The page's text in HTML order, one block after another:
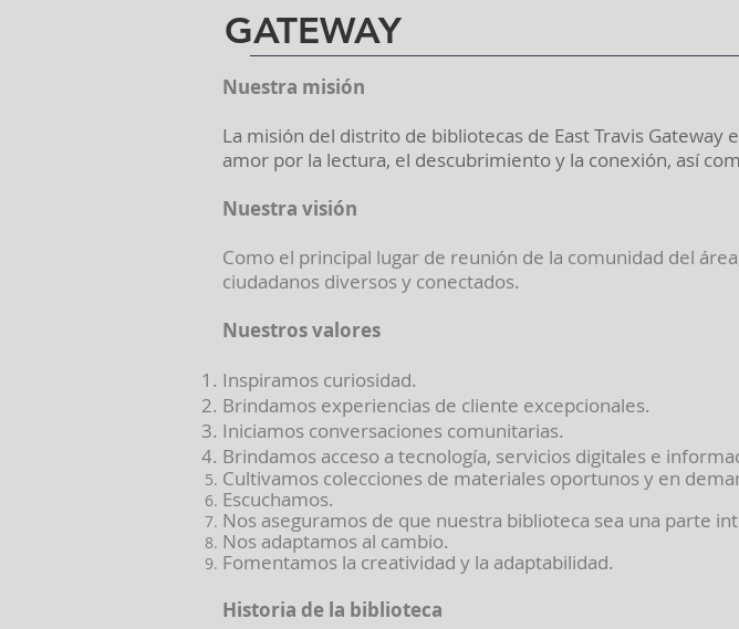
GATEWAY
Nuestra misión
La misión del distrito de bibliotecas de East Travis
amor por la lectura, el descubrimiento y la conexión, así
Nuestra visión
Como el principal lugar de reunión de la comunidad del
ciudadanos diversos y conectados.
Nuestros valores
Inspiramos curiosidad.
Brindamos experiencias de cliente excepcionales.
Iniciamos conversaciones comunitarias.
Brindamos acceso a tecnología, servicios digitales e
Cultivamos colecciones de materiales oportunos y en
Escuchamos.
Nos aseguramos de que nuestra biblioteca sea una parte
Nos adaptamos al cambio.
Fomentamos la creatividad y la adaptabilidad.
Historia de la biblioteca